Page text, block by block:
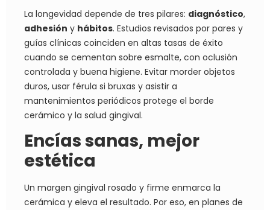
La longevidad depende de tres pilares: diagnóstico,
adhesión y hábitos. Estudios revisados por pares y
guías clínicas coinciden en altas tasas de éxito
cuando se cementan sobre esmalte, con oclusión
controlada y buena higiene. Evitar morder objetos
duros, usar férula si bruxas y asistir a
mantenimientos periódicos protege el borde
cerámico y la salud gingival.
Encías sanas, mejor
estética
Un margen gingival rosado y firme enmarca la
cerámica y eleva el resultado. Por eso, en planes de